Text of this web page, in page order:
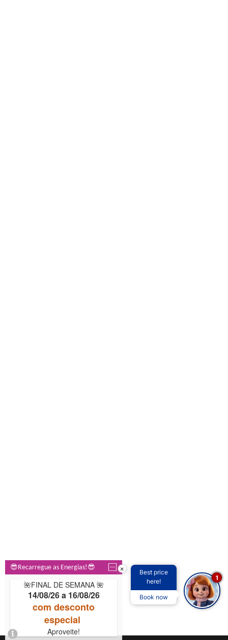
×
Best price
here!
Book now
1